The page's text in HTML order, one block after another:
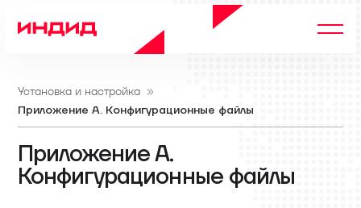
Установка и настройка
Приложение А. Конфигурационные файлы
Приложение А.
Конфигурационные файлы